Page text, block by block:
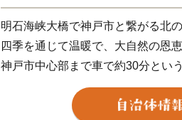
明石海峡大橋で神戸市と繋がる北
四季を通じて温暖で、大自然の恩
神戸市中心部まで車で約30分とい
田舎と都会の両方の「好いとこ取